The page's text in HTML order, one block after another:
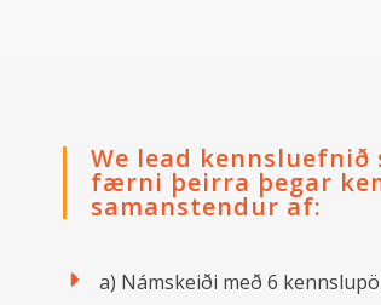
We lead
færni þeirra þegar
samanstendur af:
a) Námskeiði með 6